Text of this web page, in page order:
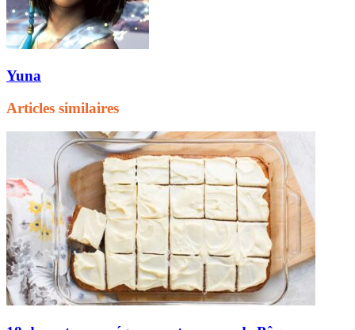
Yuna
Articles similaires